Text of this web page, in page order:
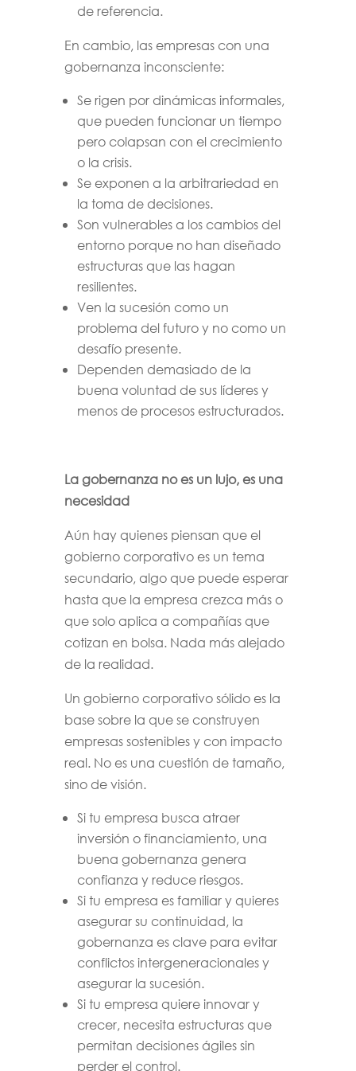
de referencia.
En cambio, las empresas con una
gobernanza inconsciente:
Se rigen por dinámicas informales,
que pueden funcionar un tiempo
pero colapsan con el crecimiento
o la crisis.
Se exponen a la arbitrariedad en
la toma de decisiones.
Son vulnerables a los cambios del
entorno porque no han diseñado
estructuras que las hagan
resilientes.
Ven la sucesión como un
problema del futuro y no como un
desafío presente.
Dependen demasiado de la
buena voluntad de sus líderes y
menos de procesos estructurados.
La gobernanza no es un lujo, es una
necesidad
Aún hay quienes piensan que el
gobierno corporativo es un tema
secundario, algo que puede esperar
hasta que la empresa crezca más o
que solo aplica a compañías que
cotizan en bolsa. Nada más alejado
de la realidad.
Un gobierno corporativo sólido es la
base sobre la que se construyen
empresas sostenibles y con impacto
real. No es una cuestión de tamaño,
sino de visión.
Si tu empresa busca atraer
inversión o financiamiento, una
buena gobernanza genera
confianza y reduce riesgos.
Si tu empresa es familiar y quieres
asegurar su continuidad, la
gobernanza es clave para evitar
conflictos intergeneracionales y
asegurar la sucesión.
Si tu empresa quiere innovar y
crecer, necesita estructuras que
permitan decisiones ágiles sin
perder el control.